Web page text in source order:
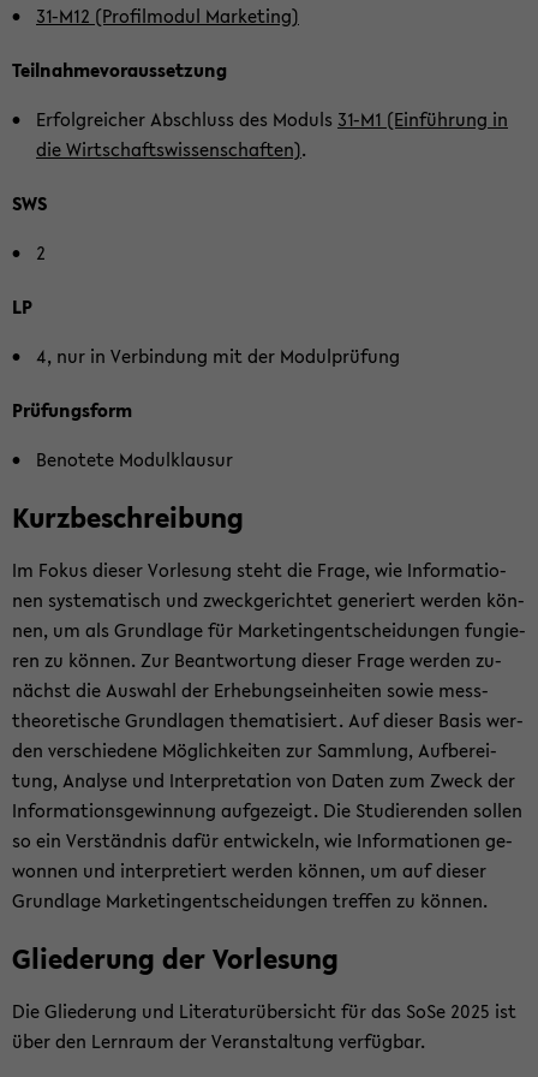
31-​M12 (Pro­fil­mo­dul Mar­ke­ting)
Teil­nah­me­vor­aus­set­zung
Er­folg­rei­cher Ab­schluss des Mo­duls 31-M1 (Ein­füh­rung in
die Wirt­schafts­wis­sen­schaf­ten).
SWS
2
LP
4, nur in Ver­bin­dung mit der Mo­dul­prü­fung
Prü­fungs­form
Be­no­te­te Mo­dul­klau­sur
Kurz­be­schrei­bung
Im Fokus die­ser Vor­le­sung steht die Frage, wie In­for­ma­tio­
nen sys­te­ma­tisch und zweck­ge­rich­tet ge­ne­riert wer­den kön­
nen, um als Grund­la­ge für Mar­ke­ting­ent­schei­dun­gen fun­gie­
ren zu kön­nen. Zur Be­ant­wor­tung die­ser Frage wer­den zu­
nächst die Aus­wahl der Er­he­bungs­ein­hei­ten sowie mess­
theo­re­ti­sche Grund­la­gen the­ma­ti­siert. Auf die­ser Basis wer­
den ver­schie­de­ne Mög­lich­kei­ten zur Samm­lung, Auf­be­rei­
tung, Ana­ly­se und In­ter­pre­ta­ti­on von Daten zum Zweck der
In­for­ma­ti­ons­ge­win­nung auf­ge­zeigt. Die Stu­die­ren­den sol­len
so ein Ver­ständ­nis dafür ent­wi­ckeln, wie In­for­ma­tio­nen ge­
won­nen und in­ter­pre­tiert wer­den kön­nen, um auf die­ser
Grund­la­ge Mar­ke­ting­ent­schei­dun­gen tref­fen zu kön­nen.
Glie­de­rung der Vor­le­sung
Die Glie­de­rung und Li­te­ra­tur­über­sicht für das SoSe 2025 ist
über den Lern­raum der Ver­an­stal­tung ver­füg­bar.